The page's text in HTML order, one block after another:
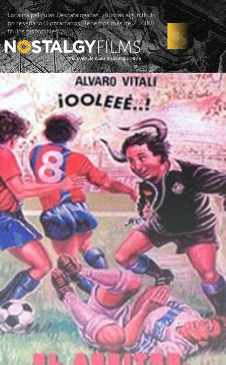
Localiza películas Descatalogadas. ¿Buscas algún título
no reseñado? Contáctanos -Tenemos más de 25.000
títulos disponibles!